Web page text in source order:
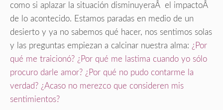
como si aplazar la situación disminuyeraÂ el impactoÂ
de lo acontecido. Estamos paradas en medio de un
desierto y ya no sabemos qué hacer, nos sentimos solas
y las preguntas empiezan a calcinar nuestra alma: ¿Por
qué me traicionó? ¿Por qué me lastima cuando yo sólo
procuro darle amor? ¿Por qué no pudo contarme la
verdad? ¿Acaso no merezco que consideren mis
sentimientos?